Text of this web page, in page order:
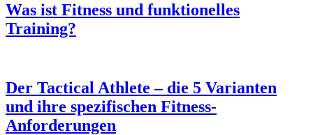
Was ist Fitness und funktionelles
Training?
Der Tactical Athlete – die 5 Varianten
und ihre spezifischen Fitness-
Anforderungen